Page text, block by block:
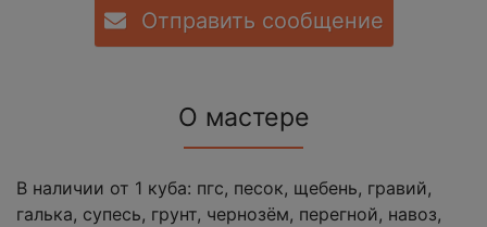
Отправить сообщение
О мастере
В наличии от 1 куба: пгс, песок, щебень, гравий,
галька, супесь, грунт, чернозём, перегной, навоз,